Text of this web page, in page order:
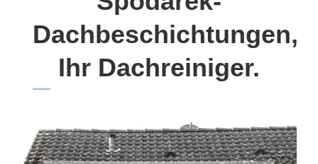
Dachbeschichtungen,
Ihr Dachreiniger.